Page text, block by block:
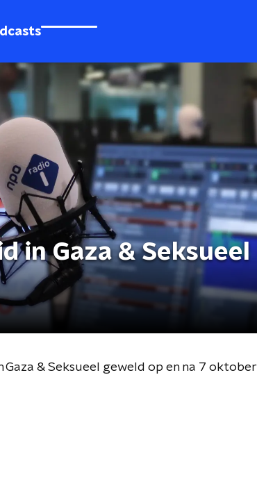
in Gaza & Seksueel
& Seksueel geweld op en na 7 oktober